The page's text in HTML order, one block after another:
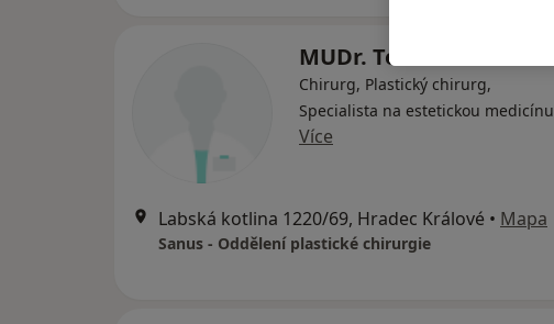
MUDr. Tomáš Faltani
Chirurg, Plastický chirurg,
Specialista na estetickou medicínu
Více
Labská kotlina 1220/69, Hradec Králové • Mapa
Sanus - Oddělení plastické chirurgie